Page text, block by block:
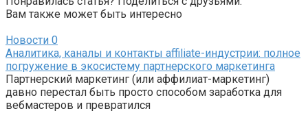
Вам также может быть интересно
Новости 0
Аналитика, каналы и контакты affiliate-индустрии: полное
погружение в экосистему партнерского маркетинга
Партнерский маркетинг (или аффилиат-маркетинг)
давно перестал быть просто способом заработка для
вебмастеров и превратился